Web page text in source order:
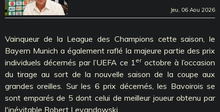
Jeu, 06 Aou 2026
Vainqueur de la League des Champions cette saison, le
Bayern Munich a également raflé la majeure partie des prix
individuels décernés par l’UEFA ce 1 eroctobre à l’occasion
du tirage au sort de la nouvelle saison de la coupe aux
grandes oreilles. Sur les 6 prix décernés, les Bavoirois se
sont emparés de 5 dont celui de meilleur joueur obtenu par
l'inévitable Robert Levandowski.